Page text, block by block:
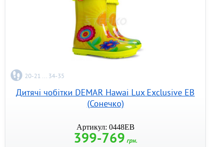
20-21 ... 34-35
Дитячі чобітки DEMAR Hawai Lux Exclusive EB
(Сонечко)
Артикул: 0448EB
399-769 грн.